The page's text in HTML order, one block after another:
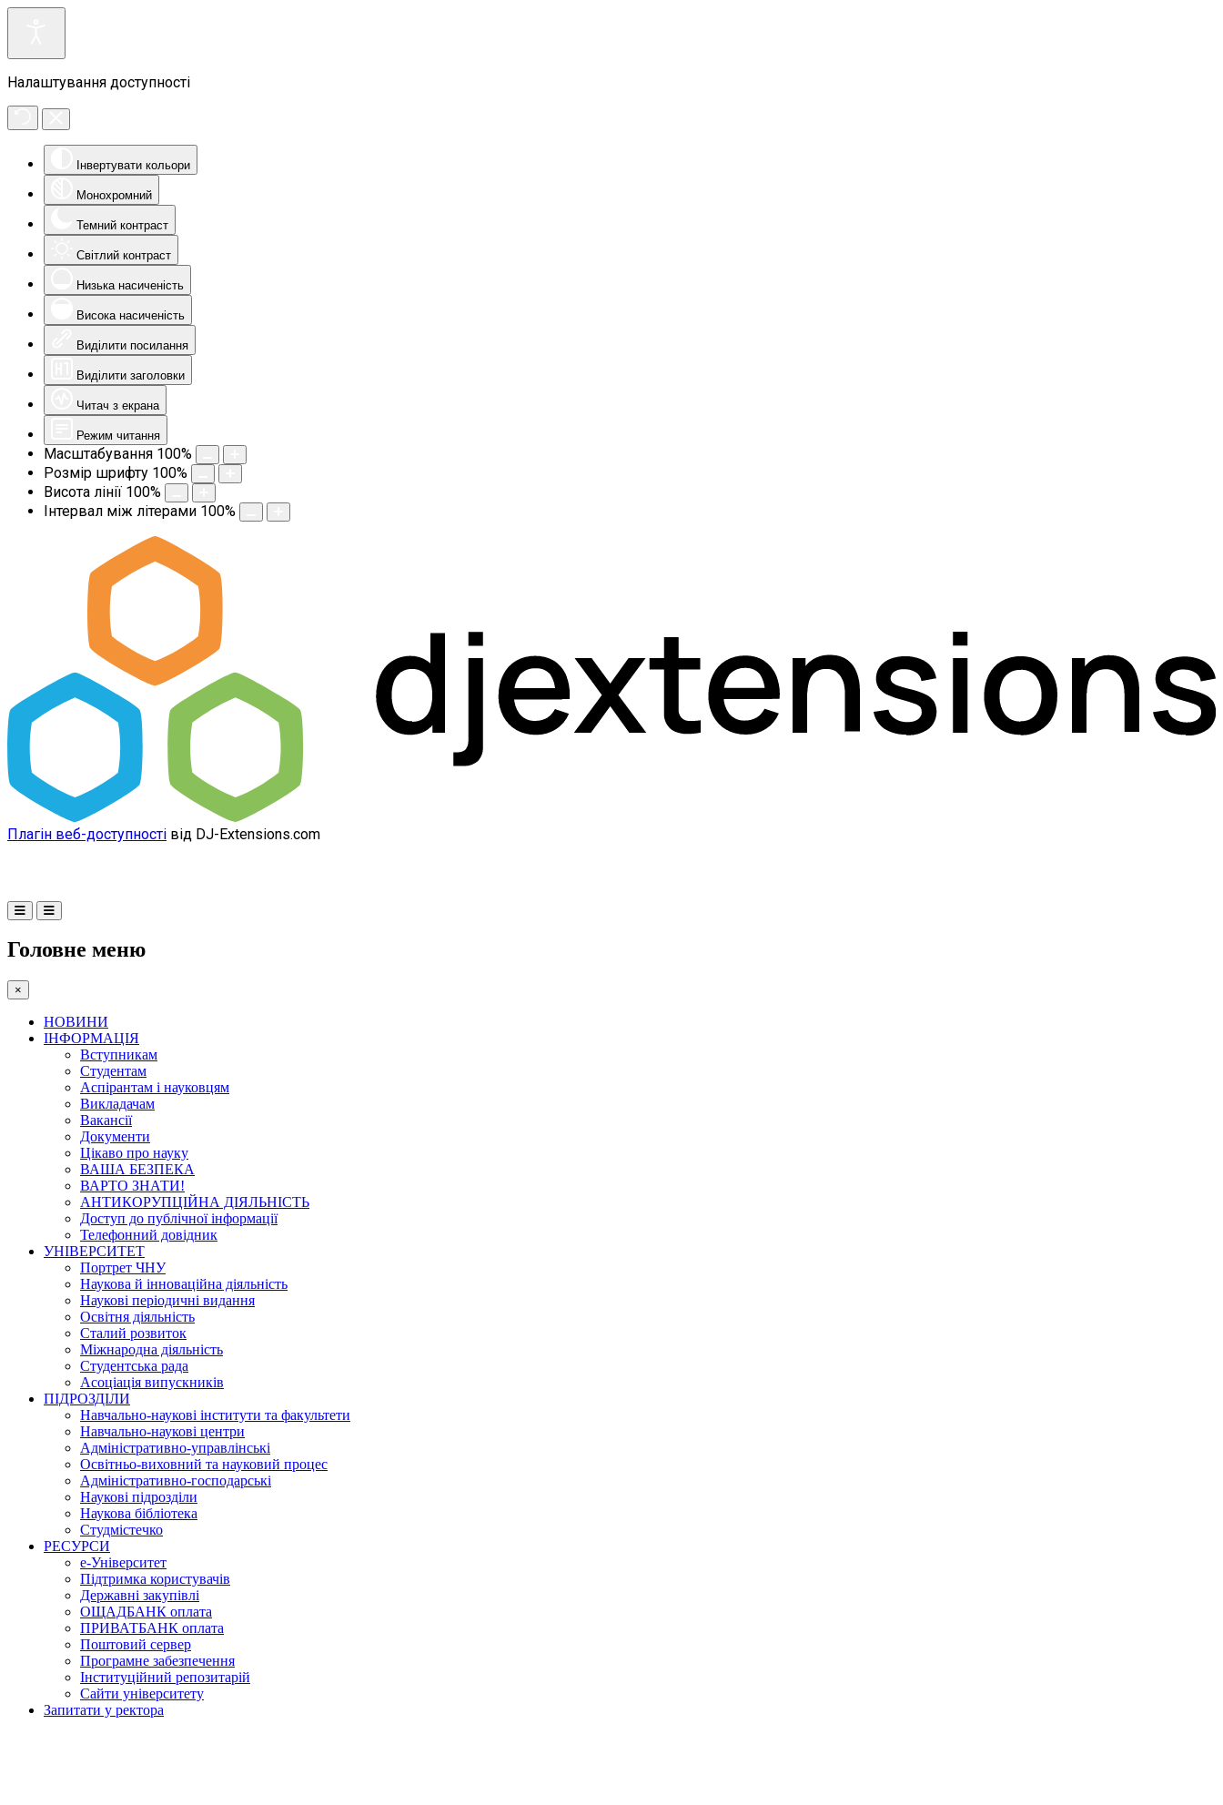
Налаштування доступності
Інвертувати кольори
Монохромний
Темний контраст
Світлий контраст
Низька насиченість
Висока насиченість
Виділити посилання
Виділити заголовки
Читач з екрана
Режим читання
Масштабування 100%
Розмір шрифту 100%
Висота лінії 100%
Інтервал між літерами 100%
Плагін веб-доступності від DJ-Extensions.com
Головне меню
×
НОВИНИ
ІНФОРМАЦІЯ
Вступникам
Студентам
Аспірантам і науковцям
Викладачам
Вакансії
Документи
Цікаво про науку
ВАША БЕЗПЕКА
ВАРТО ЗНАТИ!
АНТИКОРУПЦІЙНА ДІЯЛЬНІСТЬ
Доступ до публічної інформації
Телефонний довідник
УНІВЕРСИТЕТ
Портрет ЧНУ
Наукова й інноваційна діяльність
Наукові періодичні видання
Освітня діяльність
Сталий розвиток
Міжнародна діяльність
Студентська рада
Асоціація випускників
ПІДРОЗДІЛИ
Навчально-наукові інститути та факультети
Навчально-наукові центри
Адміністративно-управлінські
Освітньо-виховний та науковий процес
Адміністративно-господарські
Наукові підрозділи
Наукова бібліотека
Студмістечко
РЕСУРСИ
е-Університет
Підтримка користувачів
Державні закупівлі
ОЩАДБАНК оплата
ПРИВАТБАНК оплата
Поштовий сервер
Програмне забезпечення
Інституційний репозитарій
Сайти університету
Запитати у ректора